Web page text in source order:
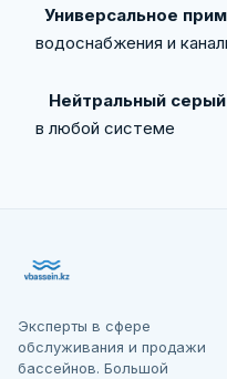
Универсальное
водоснабжения и
Нейтральный
в любой системе
Эксперты в сфере
обслуживания и продажи
бассейнов. Большой